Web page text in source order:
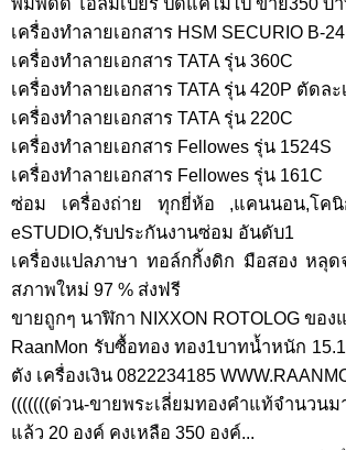
เครื่องทำลายเอกสาร HSM SECURIO B-
เครื่องทำลายเอกสาร TATA รุ่น 360C
เครื่องทำลายเอกสาร TATA รุ่น 420P ตัดล
เครื่องทำลายเอกสาร TATA รุ่น 220C
เครื่องทำลายเอกสาร Fellowes รุ่น 1524S
เครื่องทำลายเอกสาร Fellowes รุ่น 161C
ซ่อม เครื่องถ่าย ทุกยี่ห้อ ,แคนนอน,โคนิ
eSTUDIO,รับประกันงานซ่อม อันดับ1
เครื่องแปลภาษา ทอล์กกิ้งดิก มือสอง หลุ
สภาพใหม่ 97 % ส่งฟรี
ขายถูกๆ นาฬิกา NIXXON ROTOLOG ขอ
RaanMon รับซื้อทอง ทอง1บาทน้ำหนัก
ตัง เครื่องเงิน 0822234185
(((((((ด่วน-ขายพระเลี่ยมทองคำแท้จำนวน
แล้ว 20 องค์ คงเหลือ 350 องค์...